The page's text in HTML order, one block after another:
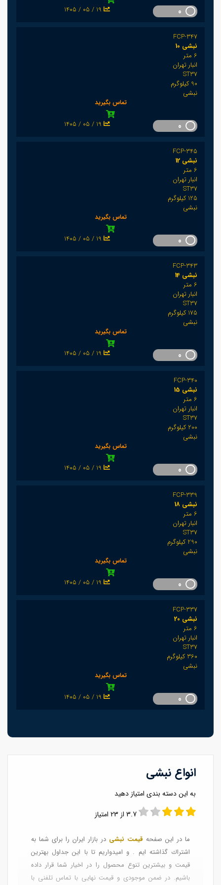
1405 / 05 / 19
FCP-347
نبشی 10
6 متر
انبار تهران
ST37
90 کیلوگرم
نبشی
تماس بگیرید
1405 / 05 / 19
FCP-345
نبشی 12
6 متر
انبار تهران
ST37
125 کیلوگرم
نبشی
تماس بگیرید
1405 / 05 / 19
FCP-343
نبشی 14
6 متر
انبار تهران
ST37
175 کیلوگرم
نبشی
تماس بگیرید
1405 / 05 / 19
FCP-340
نبشی 15
6 متر
انبار تهران
ST37
200 کیلوگرم
نبشی
تماس بگیرید
1405 / 05 / 19
FCP-339
نبشی 18
6 متر
انبار تهران
ST37
290 کیلوگرم
نبشی
تماس بگیرید
1405 / 05 / 19
FCP-337
نبشی 20
6 متر
انبار تهران
ST37
360 کیلوگرم
نبشی
تماس بگیرید
1405 / 05 / 19
انواع نبشی
به این دسته بندی امتیاز دهید
3.7 از 23 امتیاز
ما در این صفحه قیمت نبشی در بازار ایران را برای شما به
اشتراك گذاشته ایم . و امیدواریم تا با این جداول بهترین
قیمت و بیشترین تنوع محصول را در اخیار شما قرار داده
باشیم. در ضمن موجودی و قیمت نهایی با تماس تلفنی با